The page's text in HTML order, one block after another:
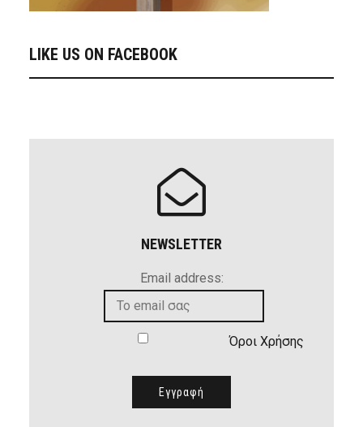
LIKE US ON FACEBOOK
NEWSLETTER
Email address:
Όροι Χρήσης